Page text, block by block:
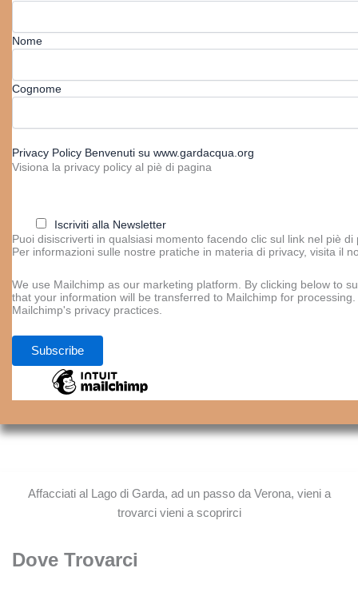
Nome
Cognome
Privacy Policy Benvenuti su www.gardacqua.org
Visiona la privacy policy al piè di pagina
Iscriviti alla Newsletter
Puoi disiscriverti in qualsiasi momento facendo clic sul link nel piè
Per informazioni sulle nostre pratiche in materia di privacy, visita il
We use Mailchimp as our marketing platform. By clicking below to
that your information will be transferred to Mailchimp for processing.
Mailchimp's privacy practices.
Affacciati al Lago di Garda, ad un passo da Verona, vieni a
trovarci vieni a scoprirci
Dove Trovarci